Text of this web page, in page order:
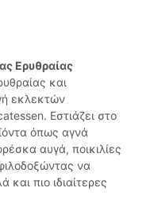
Ερυθραίας
και
εκλεκτών
Εστιάζει στο
όπως αγνά
αυγά, ποικιλίες
να
πιο ιδιαίτερες